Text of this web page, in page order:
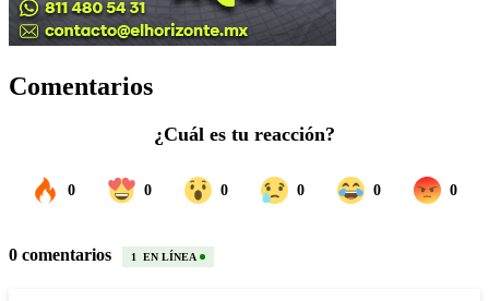
Comentarios